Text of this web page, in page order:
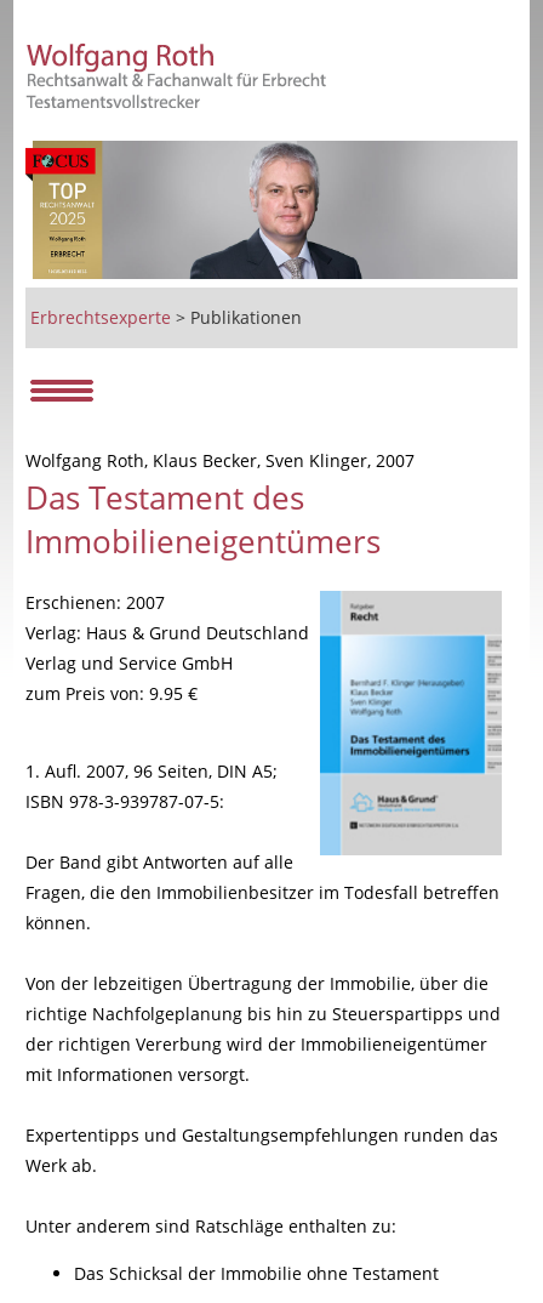
Erbrechtsexperte > Publikationen
Wolfgang Roth, Klaus Becker, Sven Klinger, 2007
Das Testament des
Immobilieneigentümers
Erschienen: 2007
Verlag: Haus & Grund Deutschland
Verlag und Service GmbH
zum Preis von: 9.95 €
1. Aufl. 2007, 96 Seiten, DIN A5;
ISBN 978-3-939787-07-5:
Der Band gibt Antworten auf alle
Fragen, die den Immobilienbesitzer im Todesfall betreffen
können.
Von der lebzeitigen Übertragung der Immobilie, über die
richtige Nachfolgeplanung bis hin zu Steuerspartipps und
der richtigen Vererbung wird der Immobilieneigentümer
mit Informationen versorgt.
Expertentipps und Gestaltungsempfehlungen runden das
Werk ab.
Unter anderem sind Ratschläge enthalten zu:
Das Schicksal der Immobilie ohne Testament